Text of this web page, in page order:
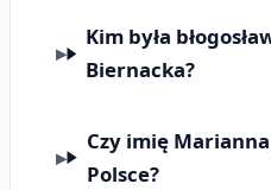
Kim była
Biernacka?
Czy imię
Polsce?